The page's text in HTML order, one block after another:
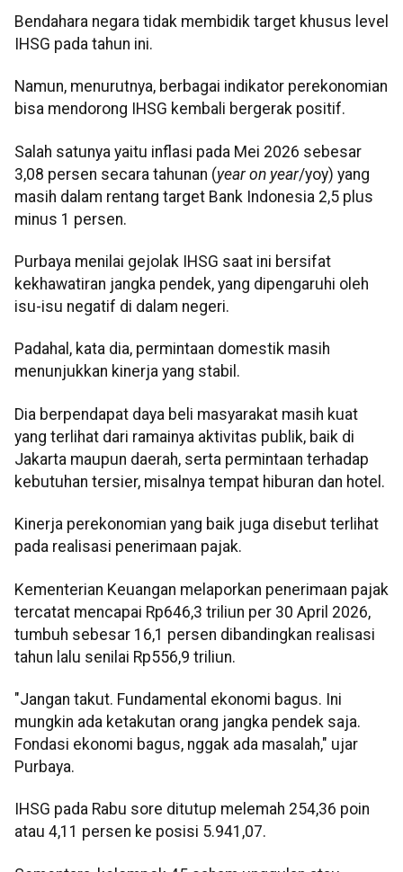
Bendahara negara tidak membidik target khusus level
IHSG pada tahun ini.
Namun, menurutnya, berbagai indikator perekonomian
bisa mendorong IHSG kembali bergerak positif.
Salah satunya yaitu inflasi pada Mei 2026 sebesar
3,08 persen secara tahunan (year on year/yoy) yang
masih dalam rentang target Bank Indonesia 2,5 plus
minus 1 persen.
Purbaya menilai gejolak IHSG saat ini bersifat
kekhawatiran jangka pendek, yang dipengaruhi oleh
isu-isu negatif di dalam negeri.
Padahal, kata dia, permintaan domestik masih
menunjukkan kinerja yang stabil.
Dia berpendapat daya beli masyarakat masih kuat
yang terlihat dari ramainya aktivitas publik, baik di
Jakarta maupun daerah, serta permintaan terhadap
kebutuhan tersier, misalnya tempat hiburan dan hotel.
Kinerja perekonomian yang baik juga disebut terlihat
pada realisasi penerimaan pajak.
Kementerian Keuangan melaporkan penerimaan pajak
tercatat mencapai Rp646,3 triliun per 30 April 2026,
tumbuh sebesar 16,1 persen dibandingkan realisasi
tahun lalu senilai Rp556,9 triliun.
"Jangan takut. Fundamental ekonomi bagus. Ini
mungkin ada ketakutan orang jangka pendek saja.
Fondasi ekonomi bagus, nggak ada masalah," ujar
Purbaya.
IHSG pada Rabu sore ditutup melemah 254,36 poin
atau 4,11 persen ke posisi 5.941,07.